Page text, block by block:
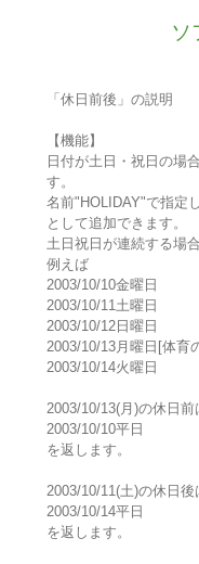
ソ
「休日前後」の説明
【機能】
日付が土日・祝日の場
す。
名前"HOLIDAY"で指定
として追加できます。
土日祝日が連続する場
例えば
2003/10/10金曜日
2003/10/11土曜日
2003/10/12日曜日
2003/10/13月曜日[体育
2003/10/14火曜日
2003/10/13(月)の休日前
2003/10/10平日
を返します。
2003/10/11(土)の休日後
2003/10/14平日
を返します。